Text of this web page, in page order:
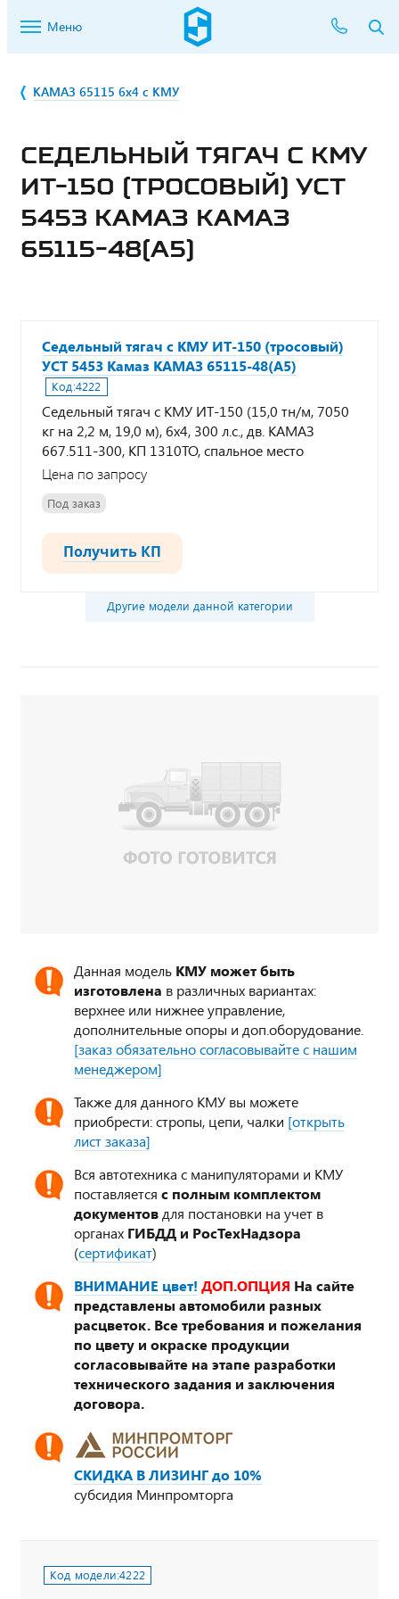
Меню
КАМАЗ 65115 6х4 с КМУ
СЕДЕЛЬНЫЙ ТЯГАЧ С КМУ
ИТ-150 (ТРОСОВЫЙ) УСТ
5453 КАМАЗ КАМАЗ
65115-48(А5)
Седельный тягач с КМУ ИТ-150 (тросовый)
УСТ 5453 Камаз КАМАЗ 65115-48(А5)
Код:4222
Седельный тягач с КМУ ИТ-150 (15,0 тн/м, 7050
кг на 2,2 м, 19,0 м), 6х4, 300 л.с., дв. КАМАЗ
667.511-300, КП 1310TO, спальное место
Цена по запросу
Под заказ
Получить КП
Другие модели данной категории
Данная модель КМУ может быть
изготовлена в различных вариантах:
верхнее или нижнее управление,
дополнительные опоры и доп.оборудование.
[заказ обязательно согласовывайте с нашим
менеджером]
Также для данного КМУ вы можете
приобрести: стропы, цепи, чалки [открыть
лист заказа]
Вся автотехника с манипуляторами и КМУ
поставляется с полным комплектом
документов для постановки на учет в
органах ГИБДД и РосТехНадзора
(сертификат)
ВНИМАНИЕ цвет! ДОП.ОПЦИЯ На сайте
представлены автомобили разных
расцветок. Все требования и пожелания
по цвету и окраске продукции
согласовывайте на этапе разработки
технического задания и заключения
договора.
СКИДКА В ЛИЗИНГ до 10%
субсидия Минпромторга
Код модели:4222